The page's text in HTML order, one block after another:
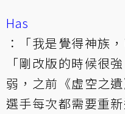
Has
：「我是覺得神族
「剛改版的時候很
弱，之前《虛空之
選手每次都需要重